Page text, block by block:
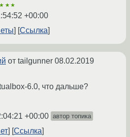
+00:00
Ссылка
от tailgunner 08.02.2019
6.0, что дальше?
+00:00 автор топика
Ссылка